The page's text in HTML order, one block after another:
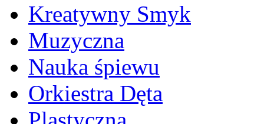
Kreatywny Smyk
Muzyczna
Nauka śpiewu
Orkiestra Dęta